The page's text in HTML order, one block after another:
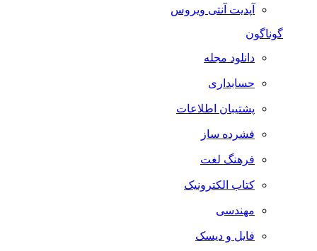
آپدیت آنتی ویروس
گوناگون
دانلود مجله
حسابداری
پشتیبان اطلاعات
فشرده ساز
فرهنگ لغت
کتاب الکترونیک
مهندسی
فایل و دیسک